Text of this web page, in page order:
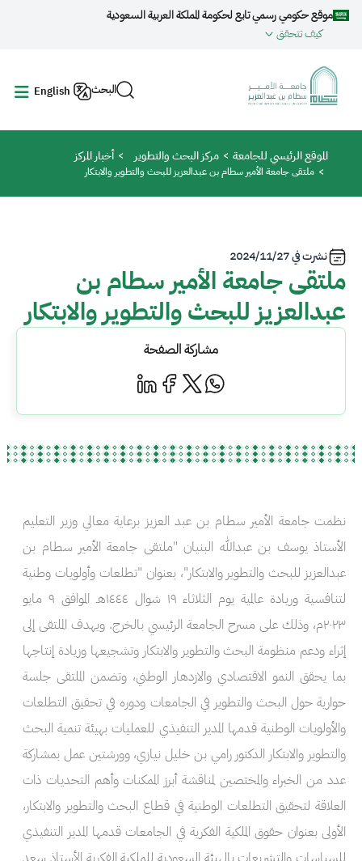
تجاوز إلى المحتوى الرئيسي
موقع حكومي رسمي تابع لحكومة المملكة العربية السعودية
كيف تتحقق
البحث English
مسار التنقل
الموقع الرئيسي للجامعة مركز البحث والتطوير أخبار المركز
ملتقى جامعة الأمير سطام بن عبدالعزيز للبحث والتطوير والابتكار
نشرت في2024/11/27
ملتقى جامعة الأمير سطام بن
عبدالعزيز للبحث والتطوير والابتكار
مشاركة الصفحة
نظمت جامعة الأمير سطام بن عبد العزيز برعاية معالي وزير التعليم
الأستاذ يوسف بن عبدالله البنيان "ملتقى جامعة الأمير سطام بن
عبدالعزيز للبحث والتطوير والابتكار"، بعنوان "تطلعات وأولويات وطنية
لتنافسية وريادة عالمية يوم الثلاثاء ١٩ شوال ١٤٤٤هـ الموافق ٩ مايو
٢٠٢٣م، وذلك على مسرح الجامعة الرئيسي بالخرج. ويهدف الملتقى إلى
إثراء ودعم منظومة البحث والتطوير والابتكار وتشجيعها وزيادة إنتاجها
بما يحقق النمو الاقتصادي والازدهار الوطني، وتضمن الملتقى جلسة
حوارية حول البحث والتطوير في الجامعات ودوره في تحقيق التطلعات
والأولويات الوطنية قدمها المدير التنفيذي للعمليات بهيئة تنمية البحث
والتطوير والابتكار الدكتور رامي بن خليل نيازي، وورشتين عمل بمشاركة
عدد من الخبراء والمختصين لمناقشة أبرز الممكنات وأهم التحديات ذات
العلاقة لتحقيق التطلعات الوطنية في قطاع البحث والتطوير والابتكار،
الأولى بعنوان حقوق الملكية الفكرية في الجامعات قدمها المدير التنفيذي